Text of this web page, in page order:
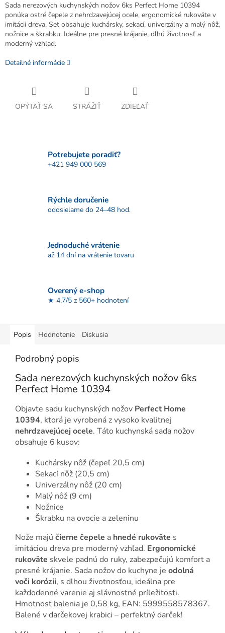
Sada nerezových kuchynských nožov 6ks Perfect Home 10394
ponúka ostré čepele z nehrdzavejúcej ocele, ergonomické rukoväte v
imitácii dreva. Set obsahuje kuchársky, sekací, univerzálny a malý nôž,
nožnice a škrabku. Ideálne pre presné krájanie, dlhú životnosť a
moderný vzhľad.
Detailné informácie
OPÝTAŤ SA STRÁŽIŤ ZDIEĽAŤ
Potrebujete poradiť?
+421 949 000 569
Rýchle doručenie
odosielame do 24–48 hod.
Jednoduché vrátenie
až 14 dní na vrátenie tovaru
Overený e-shop
★ 4,7/5 z 560+ hodnotení
Popis Hodnotenie Diskusia
Podrobný popis
Sada nerezových kuchynských nožov 6ks
Perfect Home 10394
Objavte sadu kuchynských nožov Perfect Home
10394, ktorá je vyrobená z vysoko kvalitnej
nehrdzavejúcej ocele. Táto kuchynská sada nožov
obsahuje 6 kusov:
Kuchársky nôž (čepeľ 20,5 cm)
Sekací nôž (20,5 cm)
Univerzálny nôž (20 cm)
Malý nôž (9 cm)
Nožnice
Škrabku na ovocie a zeleninu
Nože majú čierne čepele a hnedé rukoväte s
imitáciou dreva pre moderný vzhľad. Ergonomické
rukoväte skvele padnú do ruky, zabezpečujú komfort a
presné krájanie. Sada nožov do kuchyne je odolná
voči korózii, s dlhou životnosťou, ideálna pre
každodenné varenie aj slávnostné príležitosti.
Hmotnosť balenia je 0,58 kg, EAN: 5999558578367.
Balené v darčekovej krabici – perfektný darček!